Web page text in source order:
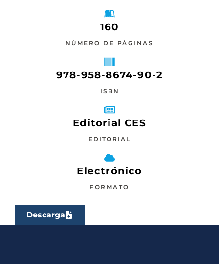
160
NÚMERO DE PÁGINAS
978-958-8674-90-2
ISBN
Editorial CES
EDITORIAL
Electrónico
FORMATO
Descarga